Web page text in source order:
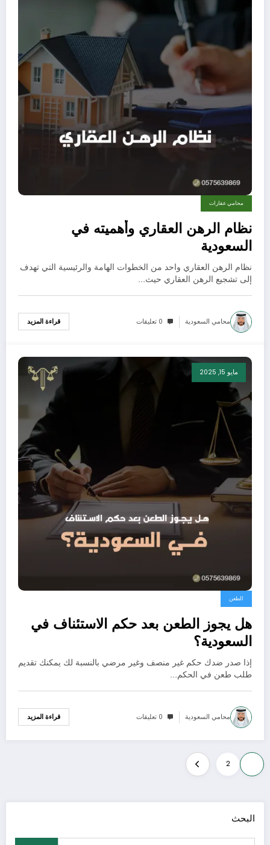
محامي عقارات
نظام الرهن العقاري وأهميته في
السعودية
نظام الرهن العقاري واحد من الخطوات الهامة والرئيسية التي تهدف
إلى تشجيع الرهن العقاري حيث…
محامي السعودية 0 تعليقات قراءة المزيد
مايو 15, 2025
الطعن
هل يجوز الطعن بعد حكم الاستئناف في
السعودية؟
إذا صدر ضدك حكم غير منصف وغير مرضي بالنسبة لك يمكنك تقديم
طلب طعن في الحكم…
محامي السعودية 0 تعليقات قراءة المزيد
تعدد
صفحات
المقالات
2
البحث